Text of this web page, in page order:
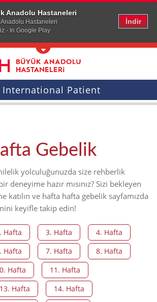
Anadolu Hastaneleri
Anadolu Hastaneleri
- In Google Play
İndir
International Patient
Gebelik
yolculuğunuzda size rehberlik
deneyime hazır mısınız? Sizi bekleyen
katılın ve hafta hafta gebelik sayfamızda
keyifle takip edin!
Hafta 3. Hafta
4. Hafta
Hafta 7. Hafta
8. Hafta
Hafta
11. Hafta
13. Hafta
14. Hafta